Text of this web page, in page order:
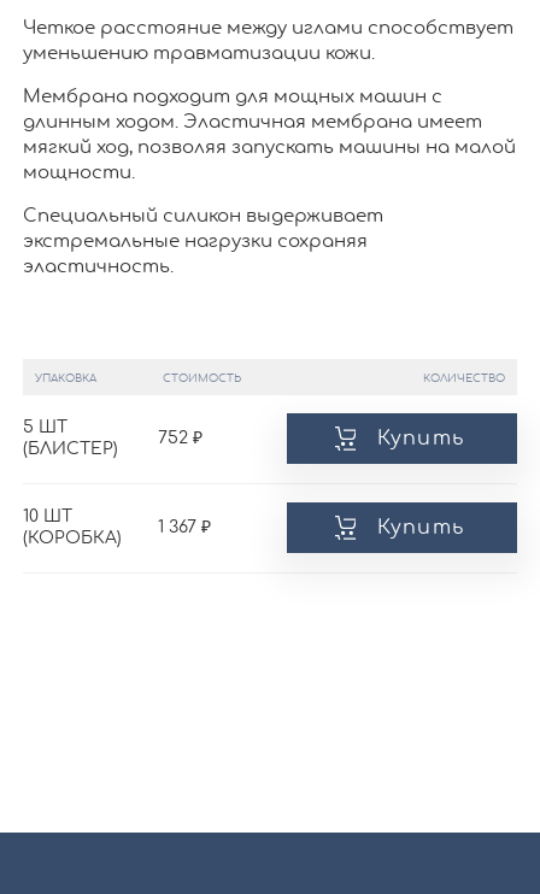
Четкое расстояние между иглами способствует
уменьшению травматизации кожи.
Мембрана подходит для мощных машин с
длинным ходом. Эластичная мембрана имеет
мягкий ход, позволяя запускать машины на малой
мощности.
Специальный силикон выдерживает
экстремальные нагрузки сохраняя
эластичность.
УПАКОВКА СТОИМОСТЬ КОЛИЧЕСТВО
5 ШТ
(БЛИСТЕР)
752 Купить
10 ШТ
(КОРОБКА)
1 367 Купить